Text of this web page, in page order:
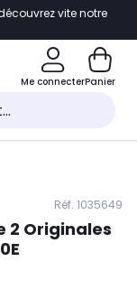
vite notre
Me connecterPanier
Réf. 1035649
2 Originales